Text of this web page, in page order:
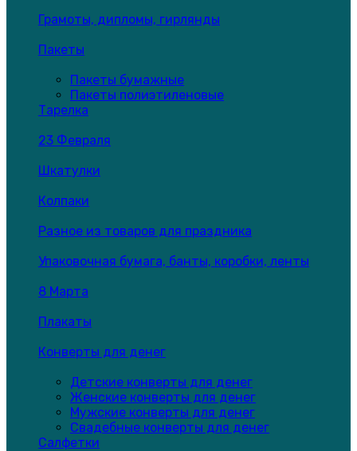
Грамоты, дипломы, гирлянды
Пакеты
Пакеты бумажные
Пакеты полиэтиленовые
Тарелка
23 Февраля
Шкатулки
Колпаки
Разное из товаров для праздника
Упаковочная бумага, банты, коробки, ленты
8 Марта
Плакаты
Конверты для денег
Детские конверты для денег
Женские конверты для денег
Мужские конверты для денег
Свадебные конверты для денег
Салфетки